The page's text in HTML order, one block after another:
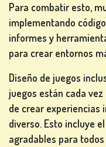
Para combatir esto,
implementando
informes y
para crear entornos
Diseño de juegos
juegos están cada
de crear experiencias
diverso. Esto incluye
agradables para